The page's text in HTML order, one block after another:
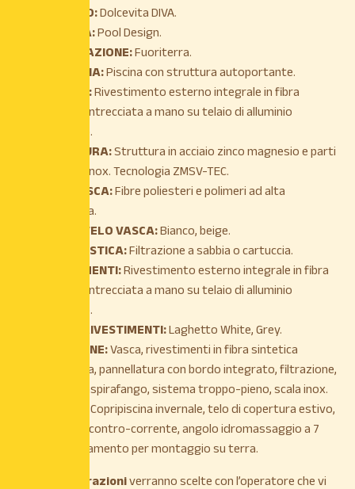
MODELLO:Dolcevita DIVA.
FAMIGLIA:Pool Design.
INSTALLAZIONE:Fuoriterra.
TIPOLOGIA:Piscina con struttura autoportante.
FINITURE:Rivestimento esterno integrale in fibra
sintetica intrecciata a mano su telaio di alluminio
verniciato.
STRUTTURA:Struttura in acciaio zinco magnesio e parti
in acciaio Inox. Tecnologia ZMSV-TEC.
TELO VASCA:Fibre poliesteri e polimeri ad alta
resistenza.
COLORI TELO VASCA:Bianco, beige.
IMPIANTISTICA:Filtrazione a sabbia o cartuccia.
RIVESTIMENTI:Rivestimento esterno integrale in fibra
sintetica intrecciata a mano su telaio di alluminio
verniciato.
COLORI RIVESTIMENTI:Laghetto White, Grey.
DOTAZIONE:Vasca, rivestimenti in fibra sintetica
intrecciata, pannellatura con bordo integrato, filtrazione,
luce LED, aspirafango, sistema troppo-pieno, scala inox.
Copripiscina invernale, telo di copertura estivo,
kit nuoto contro-corrente, angolo idromassaggio a 7
getti, basamento per montaggio su terra.
olorazioniverranno scelte con l’operatore che vi